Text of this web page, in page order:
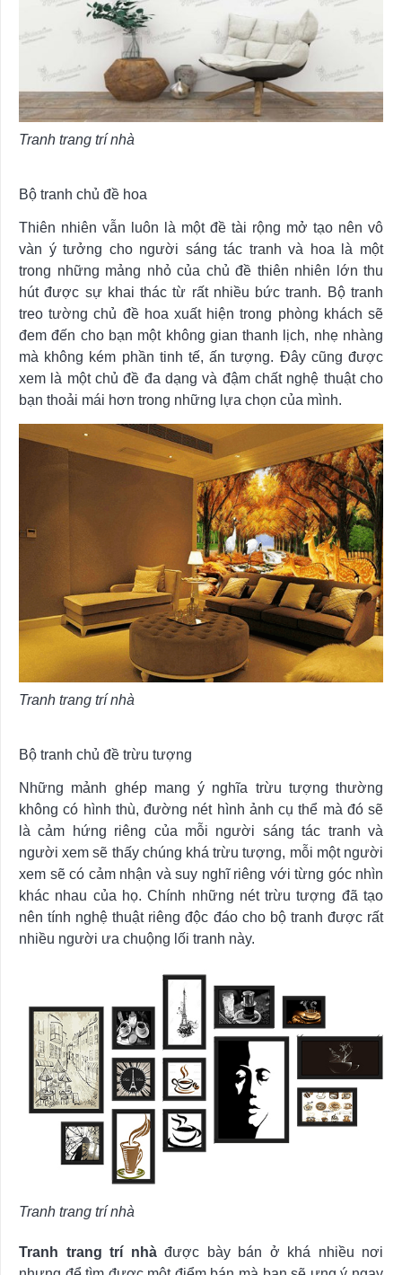
Tranh trang trí nhà
Bộ tranh chủ đề hoa
Thiên nhiên vẫn luôn là một đề tài rộng mở tạo nên vô
vàn ý tưởng cho người sáng tác tranh và hoa là một
trong những mảng nhỏ của chủ đề thiên nhiên lớn thu
hút được sự khai thác từ rất nhiều bức tranh. Bộ tranh
treo tường chủ đề hoa xuất hiện trong phòng khách sẽ
đem đến cho bạn một không gian thanh lịch, nhẹ nhàng
mà không kém phần tinh tế, ấn tượng. Đây cũng được
xem là một chủ đề đa dạng và đậm chất nghệ thuật cho
bạn thoải mái hơn trong những lựa chọn của mình.
Tranh trang trí nhà
Bộ tranh chủ đề trừu tượng
Những mảnh ghép mang ý nghĩa trừu tượng thường
không có hình thù, đường nét hình ảnh cụ thể mà đó sẽ
là cảm hứng riêng của mỗi người sáng tác tranh và
người xem sẽ thấy chúng khá trừu tượng, mỗi một người
xem sẽ có cảm nhận và suy nghĩ riêng với từng góc nhìn
khác nhau của họ. Chính những nét trừu tượng đã tạo
nên tính nghệ thuật riêng độc đáo cho bộ tranh được rất
nhiều người ưa chuộng lối tranh này.
Tranh trang trí nhà
Tranh trang trí nhàđược bày bán ở khá nhiều nơi